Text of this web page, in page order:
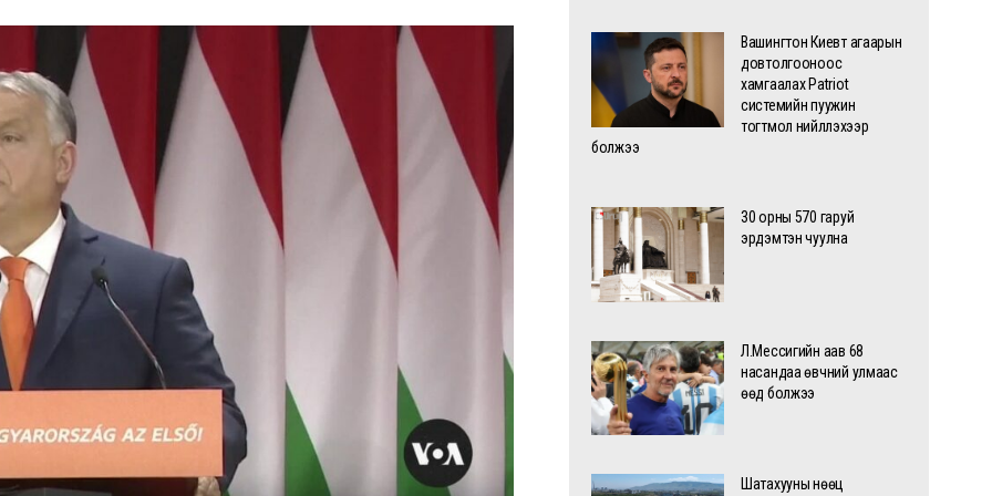
Вашингтон Киевт агаарын
довтолгооноос
хамгаалах Patriot
системийн пуужин
тогтмол нийлүүлэхээр
болжээ
30 орны 570 гаруй
эрдэмтэн чуулна
Л.Мессигийн аав 68
насандаа өвчний улмаас
өөд болжээ
Шатахууны нөөц